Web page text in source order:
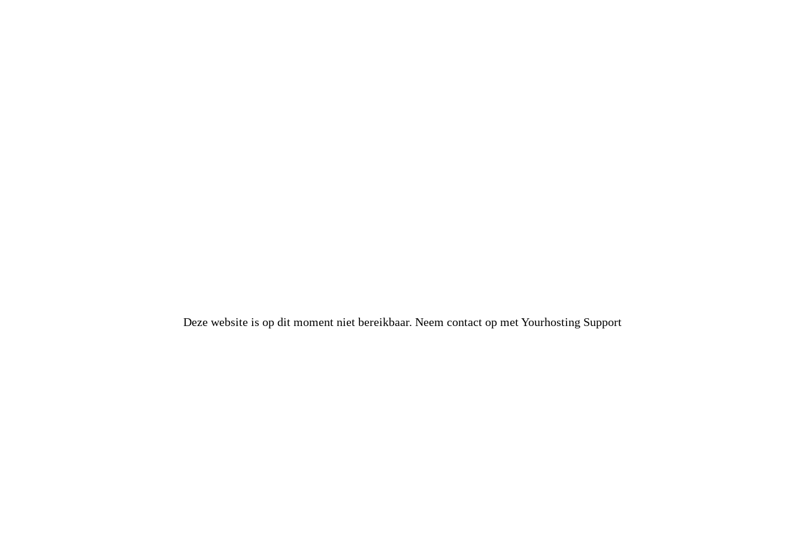
Deze website is op dit moment niet bereikbaar. Neem contact op met Yourhosting Support